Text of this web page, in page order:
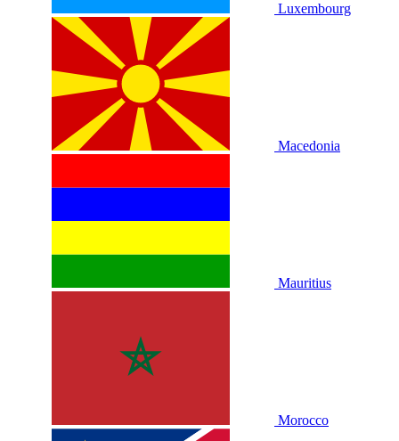
Luxembourg
Macedonia
Mauritius
Morocco